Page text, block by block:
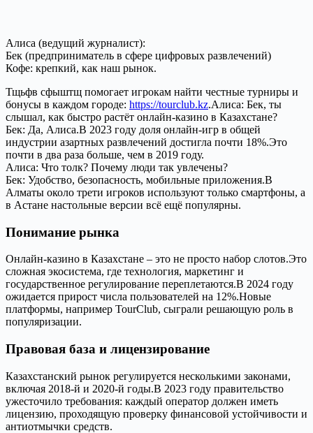
Алиса (ведущий журналист):
Бек (предприниматель в сфере цифровых развлечений)
Кофе: крепкий, как наш рынок.
Тщьфв сфыштщ помогает игрокам найти честные турниры и
бонусы в каждом городе: https://tourclub.kz.Алиса: Бек, ты
слышал, как быстро растёт онлайн‑казино в Казахстане?
Бек: Да, Алиса.В 2023 году доля онлайн‑игр в общей
индустрии азартных развлечений достигла почти 18%.Это
почти в два раза больше, чем в 2019 году.
Алиса: Что толк? Почему люди так увлечены?
Бек: Удобство, безопасность, мобильные приложения.В
Алматы около трети игроков используют только смартфоны, а
в Астане настольные версии всё ещё популярны.
Понимание рынка
Онлайн‑казино в Казахстане – это не просто набор слотов.Это
сложная экосистема, где технология, маркетинг и
государственное регулирование переплетаются.В 2024 году
ожидается прирост числа пользователей на 12%.Новые
платформы, например TourClub, сыграли решающую роль в
популяризации.
Правовая база и лицензирование
Казахстанский рынок регулируется несколькими законами,
включая 2018‑й и 2020‑й годы.В 2023 году правительство
ужесточило требования: каждый оператор должен иметь
лицензию, проходящую проверку финансовой устойчивости и
антиотмычки средств.